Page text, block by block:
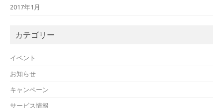
2017年1月
カテゴリー
イベント
お知らせ
キャンペーン
サービス情報